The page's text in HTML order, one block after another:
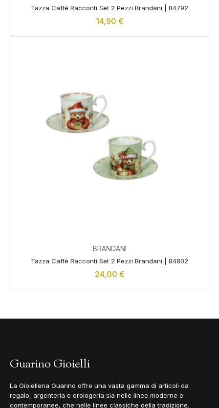
Tazza Caffè Racconti Set 2 Pezzi Brandani | 84792
14,90 €
BRANDANI
Tazza Caffè Racconti Set 2 Pezzi Brandani | 84802
24,00 €
Guarino Gioielli
La Gioielleria Guarino offre una vasta gamma di articoli da
regalo, argenteria e orologeria sia nelle linee moderne e
contemporanee, che nelle linee classiche della tradizione.